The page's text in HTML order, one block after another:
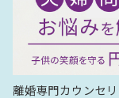
離婚専門カウンセ